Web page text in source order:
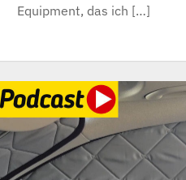
Equipment, das ich […]